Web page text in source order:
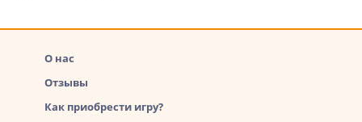
О нас
Отзывы
Как приобрести игру?